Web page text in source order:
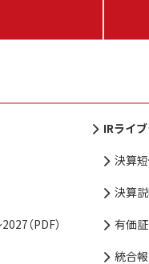
（PDF）
IRライ
決算
決算
有価
統合